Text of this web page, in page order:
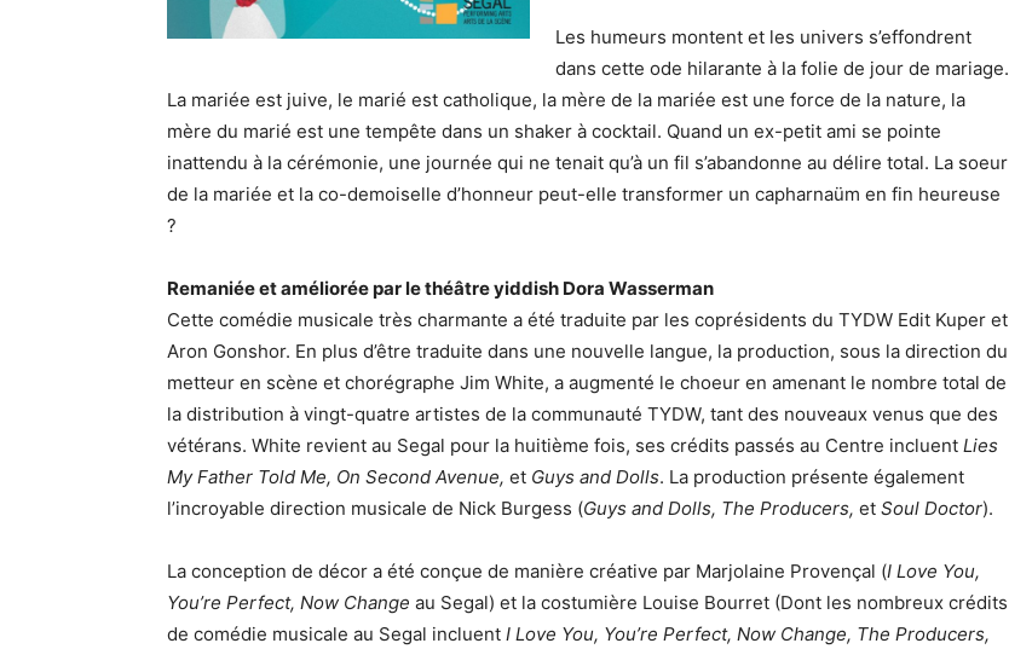
Les humeurs montent et les univers s’effondrent
dans cette ode hilarante à la folie de jour de mariage.
La mariée est juive, le marié est catholique, la mère de la mariée est une force de la nature, la
mère du marié est une tempête dans un shaker à cocktail. Quand un ex-petit ami se pointe
inattendu à la cérémonie, une journée qui ne tenait qu’à un fil s’abandonne au délire total. La soeur
de la mariée et la co-demoiselle d’honneur peut-elle transformer un capharnaüm en fin heureuse
?
Remaniée et améliorée par le théâtre yiddish Dora Wasserman
Cette comédie musicale très charmante a été traduite par les coprésidents du TYDW Edit Kuper et
Aron Gonshor. En plus d’être traduite dans une nouvelle langue, la production, sous la direction du
metteur en scène et chorégraphe Jim White, a augmenté le choeur en amenant le nombre total de
la distribution à vingt-quatre artistes de la communauté TYDW, tant des nouveaux venus que des
vétérans. White revient au Segal pour la huitième fois, ses crédits passés au Centre incluent Lies
My Father Told Me, On Second Avenue, et Guys and Dolls. La production présente également
l’incroyable direction musicale de Nick Burgess (Guys and Dolls, The Producers, et Soul Doctor).
La conception de décor a été conçue de manière créative par Marjolaine Provençal (I Love You,
You’re Perfect, Now Change au Segal) et la costumière Louise Bourret (Dont les nombreux crédits
de comédie musicale au Segal incluent I Love You, You’re Perfect, Now Change, The Producers,